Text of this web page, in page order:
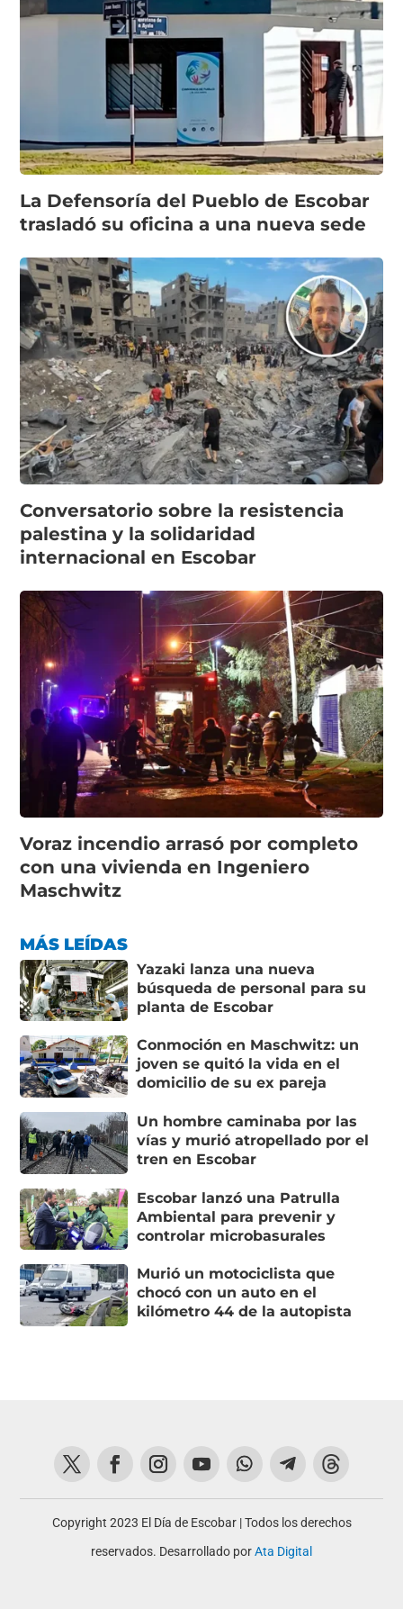
La Defensoría del Pueblo de Escobar
trasladó su oficina a una nueva sede
Conversatorio sobre la resistencia
palestina y la solidaridad
internacional en Escobar
Voraz incendio arrasó por completo
con una vivienda en Ingeniero
Maschwitz
MÁS LEÍDAS
Yazaki lanza una nueva
búsqueda de personal para su
planta de Escobar
Conmoción en Maschwitz: un
joven se quitó la vida en el
domicilio de su ex pareja
Un hombre caminaba por las
vías y murió atropellado por el
tren en Escobar
Escobar lanzó una Patrulla
Ambiental para prevenir y
controlar microbasurales
Murió un motociclista que
chocó con un auto en el
kilómetro 44 de la autopista
Copyright 2023 El Día de Escobar | Todos los derechos
reservados. Desarrollado porAta Digital